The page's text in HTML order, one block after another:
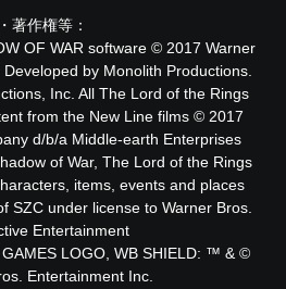
・著作権等：
OF WAR software © 2017 Warner
by Monolith Productions.
Inc. All The Lord of the Rings
from the New Line films © 2017
d/b/a Middle-earth Enterprises
of War, The Lord of the Rings
items, events and places
SZC under license to Warner Bros.
Entertainment
LOGO, WB SHIELD: ™ & ©
Entertainment Inc.